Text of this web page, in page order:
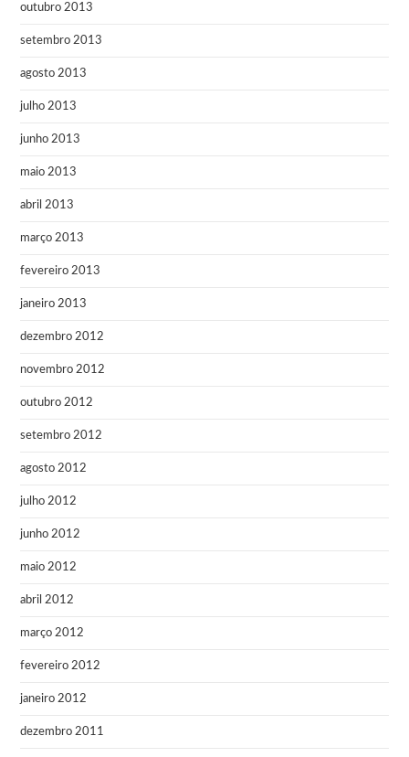
outubro 2013
setembro 2013
agosto 2013
julho 2013
junho 2013
maio 2013
abril 2013
março 2013
fevereiro 2013
janeiro 2013
dezembro 2012
novembro 2012
outubro 2012
setembro 2012
agosto 2012
julho 2012
junho 2012
maio 2012
abril 2012
março 2012
fevereiro 2012
janeiro 2012
dezembro 2011